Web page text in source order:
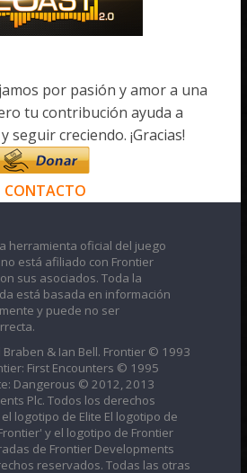
por pasión y amor a una
tu contribución ayuda a
seguir creciendo. ¡Gracias!
CONTACTO
herramienta oficial del juego
está afiliado con Frontier
sus asociados. Toda la
está basada en información
y puede no ser
& Ian Bell. Frontier © 1993
First Encounters © 1995
Dangerous © 2012, 2013
Plc. Todos los derechos
logotipo de Elite El logotipo de
y el logotipo de Frontier
de Frontier Developments
reservados. Todas las otras